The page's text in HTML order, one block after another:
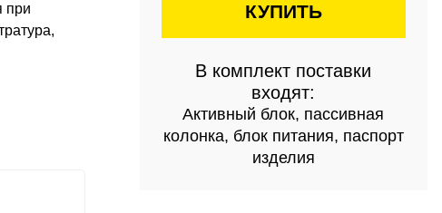
при
КУПИТЬ
В комплект поставки
входят:
Активный блок, пассивная
колонка, блок питания, паспорт
изделия